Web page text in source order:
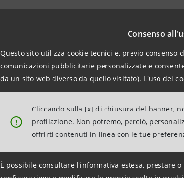
Consenso
Questo sito utilizza cookie tecnici e, previo
comunicazioni pubblicitarie personalizzate e
da un sito web diverso da quello visitato). L'uso dei
!
Cliccando sulla [x] di chiusura del banner,
profilazione. Non potremo, perciò,
offrirti contenuti in linea con le tue
È possibile consultare l'informativa estesa, prestare
Questa
Gruppo
crescita
Stefano